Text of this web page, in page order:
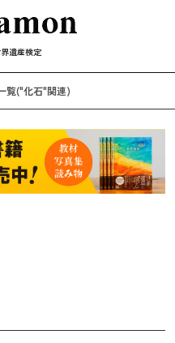
インナビ
遺産検定
覧("化石"関連)